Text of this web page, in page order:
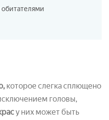
которое слегка сплющено
головы,
у них может быть